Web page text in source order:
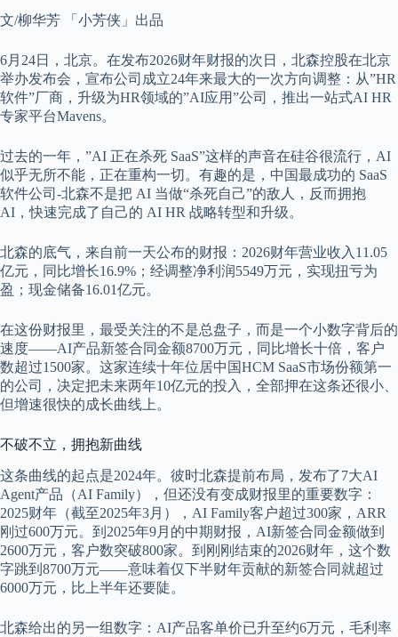
文/柳华芳 「小芳侠」出品
6月24日，北京。在发布2026财年财报的次日，北森控股在北京
举办发布会，宣布公司成立24年来最大的一次方向调整：从”HR
软件”厂商，升级为HR领域的”AI应用”公司，推出一站式AI HR
专家平台Mavens。
过去的一年，”AI 正在杀死 SaaS”这样的声音在硅谷很流行，AI
似乎无所不能，正在重构一切。有趣的是，中国最成功的 SaaS
软件公司-北森不是把 AI 当做“杀死自己”的敌人，反而拥抱
AI，快速完成了自己的 AI HR 战略转型和升级。
北森的底气，来自前一天公布的财报：2026财年营业收入11.05
亿元，同比增长16.9%；经调整净利润5549万元，实现扭亏为
盈；现金储备16.01亿元。
在这份财报里，最受关注的不是总盘子，而是一个小数字背后的
速度——AI产品新签合同金额8700万元，同比增长十倍，客户
数超过1500家。这家连续十年位居中国HCM SaaS市场份额第一
的公司，决定把未来两年10亿元的投入，全部押在这条还很小、
但增速很快的成长曲线上。
不破不立，拥抱新曲线
这条曲线的起点是2024年。彼时北森提前布局，发布了7大AI
Agent产品（AI Family），但还没有变成财报里的重要数字：
2025财年（截至2025年3月），AI Family客户超过300家，ARR
刚过600万元。到2025年9月的中期财报，AI新签合同金额做到
2600万元，客户数突破800家。到刚刚结束的2026财年，这个数
字跳到8700万元——意味着仅下半财年贡献的新签合同就超过
6000万元，比上半年还要陡。
北森给出的另一组数字：AI产品客单价已升至约6万元，毛利率